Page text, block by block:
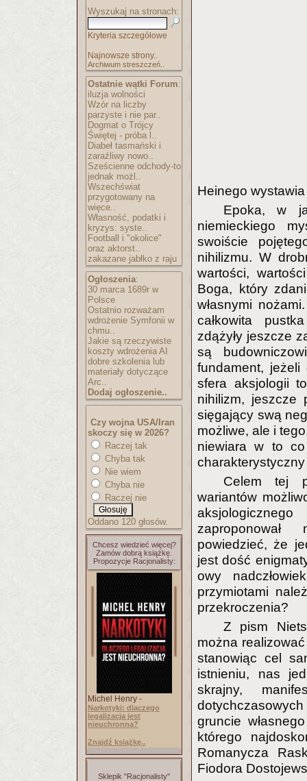
Wyszukaj na stronach:
Kryteria szczegółowe
Najnowsze strony..
Archiwum streszczeń..
Ostatnie wątki Forum:
iluzja wolności
Wzór na liczby
parzyste i nie par..
Dogmat o Trójcy
Świętej - próba l..
Diabeł tasmański i
zaraźliwy nowo..
Sześcienne odchody-to
jednak możl..
Wszechświat
przygotowany na
więce..
Własność, podatki i
kryzys: syste..
Football i "okolice"
oraz aktorst..
zakazane jabłko z raju
Ogłoszenia:
30 marca 1689r w
Polsce
Ostatnio rozważam
wdrożenie Symfonii w
chmu..
Jakie są rzeczywiste
koszty wdrożenia AI
dobre szkolenia lub
materiały dotyczące
Arc..
Dodaj ogłoszenie..
Czy wojna USA/Iran
skoczy się w 2026?
Raczej tak
Chyba tak
Nie wiem
Chyba nie
Raczej nie
Oddano 120 głosów.
Chcesz wiedzieć więcej?
Zamów dobrą książkę.
Propozycje Racjonalisty:
Michel Henry -
Narkotyki: dlaczego
legalizacja jest
nieuchronna?
Znajdź książkę..
Sklepik "Racjonalisty"
Heinego
Epoka, w
niemieckiego
swoiście
nihilizmu. W
wartości,
Boga, który
własnymi
całkowita
zdążyły jeszcze
są
fundament, jeżeli
sfera aksjologii
nihilizm, jeszcze
sięgający swą
możliwe, ale i
niewiara w to
Celem tej
wariantów
powiedzieć, że
jest dość
owy
przymiotami
przekroczenia?
Z pism
można
stanowiąc cel
istnieniu, nas
skrajny,
gruncie
którego
Romanycza
Fiodora